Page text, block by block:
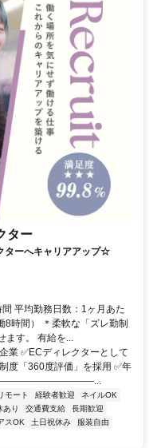
ター
ターへキャリアアップ☆
平均勤務日数：1ヶ月あた
8時間） ＊柔軟な「ズレ勤制
す。 有給を...
業 ✅ECディレクターとして
度「360度評価」を採用 ✅年
モート 経験者歓迎
ネイルOK
あり 交通費支給
長期歓迎
スOK 土日祝休み
服装自由